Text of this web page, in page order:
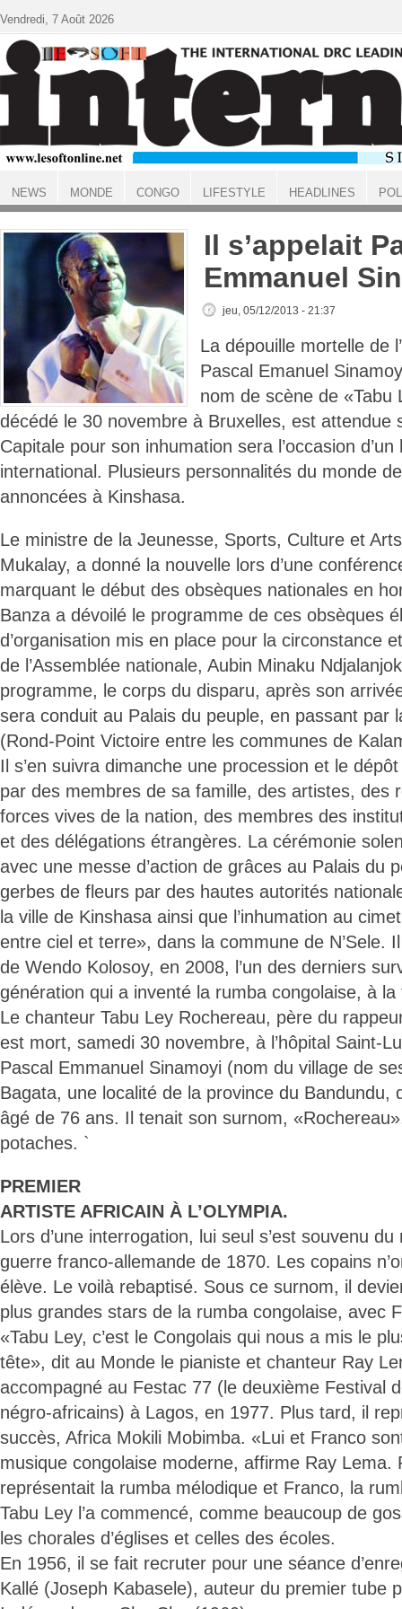
ACCUEIL
Il s’appelait
Emmanuel
jeu, 05/12/2013 - 21:37
La dépouille mortelle de
Pascal Emanuel
nom de scène de «Tabu
décédé le 30 novembre à Bruxelles, est attendue
Capitale pour son inhumation sera l’occasion
international. Plusieurs personnalités du monde
annoncées à Kinshasa.
Le ministre de la Jeunesse, Sports, Culture et
Mukalay, a donné la nouvelle lors d’une
marquant le début des obsèques nationales en
Banza a dévoilé le programme de ces obsèques
d’organisation mis en place pour la circonstance
de l’Assemblée nationale, Aubin Minaku
programme, le corps du disparu, après son
sera conduit au Palais du peuple, en passant par
(Rond-Point Victoire entre les communes de
Il s’en suivra dimanche une procession et le
par des membres de sa famille, des artistes, des
forces vives de la nation, des membres des
et des délégations étrangères. La cérémonie
avec une messe d’action de grâces au Palais du
gerbes de fleurs par des hautes autorités
la ville de Kinshasa ainsi que l’inhumation au
entre ciel et terre», dans la commune de N’Sele.
de Wendo Kolosoy, en 2008, l’un des derniers
génération qui a inventé la rumba congolaise, à
Le chanteur Tabu Ley Rochereau, père du
est mort, samedi 30 novembre, à l’hôpital Saint-
Pascal Emmanuel Sinamoyi (nom du village de
Bagata, une localité de la province du Bandundu,
âgé de 76 ans. Il tenait son surnom,
potaches. `
PREMIER
ARTISTE AFRICAIN À L’OLYMPIA.
Lors d’une interrogation, lui seul s’est souvenu
guerre franco-allemande de 1870. Les copains
élève. Le voilà rebaptisé. Sous ce surnom, il
plus grandes stars de la rumba congolaise, avec
«Tabu Ley, c’est le Congolais qui nous a mis le
tête», dit au Monde le pianiste et chanteur Ray
accompagné au Festac 77 (le deuxième Festival
négro-africains) à Lagos, en 1977. Plus tard, il
succès, Africa Mokili Mobimba. «Lui et Franco
musique congolaise moderne, affirme Ray Lema.
représentait la rumba mélodique et Franco, la
Tabu Ley l’a commencé, comme beaucoup de
les chorales d’églises et celles des écoles.
En 1956, il se fait recruter pour une séance
Kallé (Joseph Kabasele), auteur du premier tube
Vendredi, 7 Août 2026
NEWS MONDE CONGO LIFESTYLE HEADLINES